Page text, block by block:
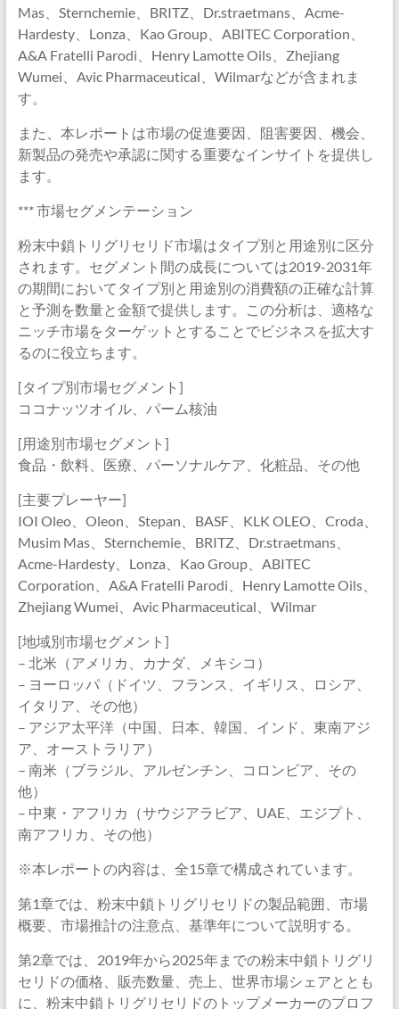
Mas、Sternchemie、BRITZ、Dr.straetmans、Acme-
Hardesty、Lonza、Kao Group、ABITEC Corporation、
A&A Fratelli Parodi、Henry Lamotte Oils、Zhejiang
Wumei、Avic Pharmaceutical、Wilmarなどが含まれま
す。
また、本レポートは市場の促進要因、阻害要因、機会、
新製品の発売や承認に関する重要なインサイトを提供し
ます。
*** 市場セグメンテーション
粉末中鎖トリグリセリド市場はタイプ別と用途別に区分
されます。セグメント間の成長については2019-2031年
の期間においてタイプ別と用途別の消費額の正確な計算
と予測を数量と金額で提供します。この分析は、適格な
ニッチ市場をターゲットとすることでビジネスを拡大す
るのに役立ちます。
[タイプ別市場セグメント]
ココナッツオイル、パーム核油
[用途別市場セグメント]
食品・飲料、医療、パーソナルケア、化粧品、その他
[主要プレーヤー]
IOI Oleo、Oleon、Stepan、BASF、KLK OLEO、Croda、
Musim Mas、Sternchemie、BRITZ、Dr.straetmans、
Acme-Hardesty、Lonza、Kao Group、ABITEC
Corporation、A&A Fratelli Parodi、Henry Lamotte Oils、
Zhejiang Wumei、Avic Pharmaceutical、Wilmar
[地域別市場セグメント]
– 北米（アメリカ、カナダ、メキシコ）
– ヨーロッパ（ドイツ、フランス、イギリス、ロシア、
イタリア、その他）
– アジア太平洋（中国、日本、韓国、インド、東南アジ
ア、オーストラリア）
– 南米（ブラジル、アルゼンチン、コロンビア、その
他）
– 中東・アフリカ（サウジアラビア、UAE、エジプト、
南アフリカ、その他）
※本レポートの内容は、全15章で構成されています。
第1章では、粉末中鎖トリグリセリドの製品範囲、市場
概要、市場推計の注意点、基準年について説明する。
第2章では、2019年から2025年までの粉末中鎖トリグリ
セリドの価格、販売数量、売上、世界市場シェアととも
に、粉末中鎖トリグリセリドのトップメーカーのプロフ